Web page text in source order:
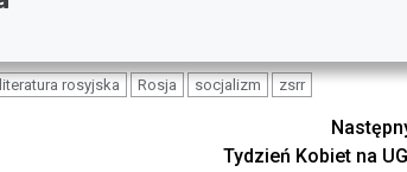
literatura rosyjska Rosja socjalizm zsrr
Tydzień Kobiet na